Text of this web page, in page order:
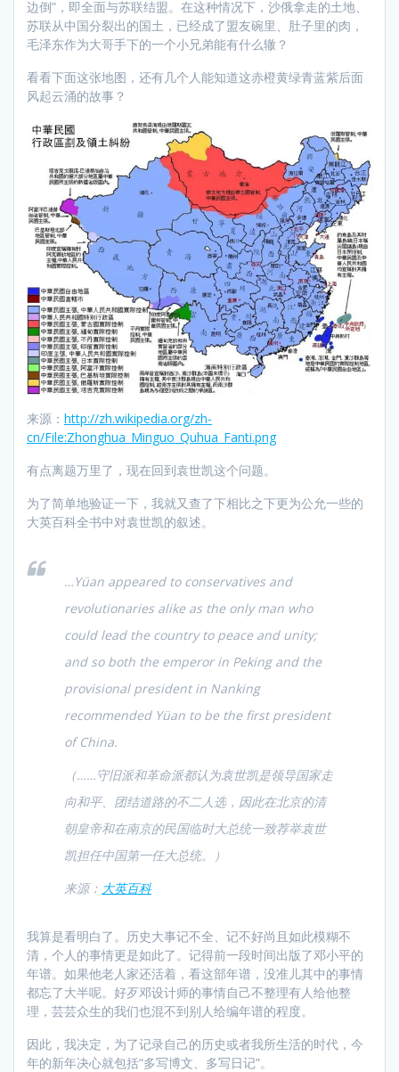
边倒”，即全面与苏联结盟。在这种情况下，沙俄拿走的土地、
苏联从中国分裂出的国土，已经成了盟友碗里、肚子里的肉，
毛泽东作为大哥手下的一个小兄弟能有什么辙？
看看下面这张地图，还有几个人能知道这赤橙黄绿青蓝紫后面
风起云涌的故事？
来源： http://zh.wikipedia.org/zh-
cn/File:Zhonghua_Minguo_Quhua_Fanti.png
有点离题万里了，现在回到袁世凯这个问题。
为了简单地验证一下，我就又查了下相比之下更为公允一些的
大英百科全书中对袁世凯的叙述。
…Yüan appeared to conservatives and
revolutionaries alike as the only man who
could lead the country to peace and unity;
and so both the emperor in Peking and the
provisional president in Nanking
recommended Yüan to be the first president
of China.
（……守旧派和革命派都认为袁世凯是领导国家走
向和平、团结道路的不二人选，因此在北京的清
朝皇帝和在南京的民国临时大总统一致荐举袁世
凯担任中国第一任大总统。）
来源： 大英百科
我算是看明白了。历史大事记不全、记不好尚且如此模糊不
清，个人的事情更是如此了。记得前一段时间出版了邓小平的
年谱。如果他老人家还活着，看这部年谱，没准儿其中的事情
都忘了大半呢。好歹邓设计师的事情自己不整理有人给他整
理，芸芸众生的我们也混不到别人给编年谱的程度。
因此，我决定，为了记录自己的历史或者我所生活的时代，今
年的新年决心就包括“多写博文、多写日记”。